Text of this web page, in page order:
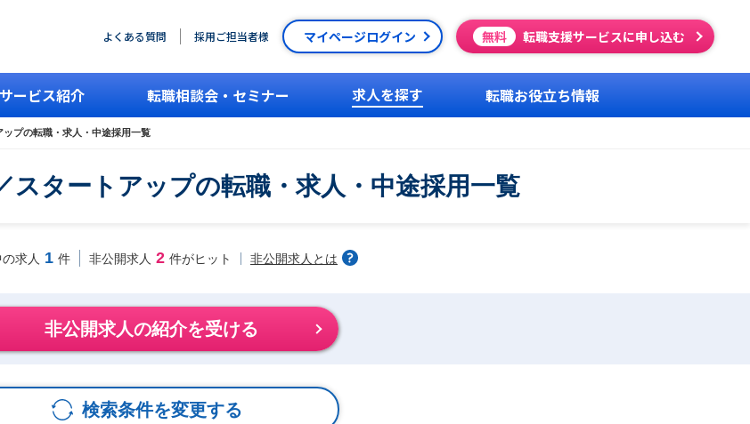
よくある質問 採用ご担当者様 マイページログイン 無料 転職支援サービスに申し込む
サービス紹介 転職相談会・セミナー 求人を探す 転職お役立ち情報
プの転職・求人・中途採用一覧
スタートアップの転職・求人・中途採用一覧
求人 1 件 非公開求人 2 件がヒット 非公開求人とは
非公開求人の紹介を受ける
検索条件を変更する